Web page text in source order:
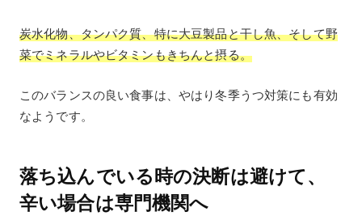
炭水化物、タンパク質、特に大豆製品と干し魚、そして野
菜でミネラルやビタミンもきちんと摂る。
このバランスの良い食事は、やはり冬季うつ対策にも有効
なようです。
落ち込んでいる時の決断は避けて、
辛い場合は専門機関へ